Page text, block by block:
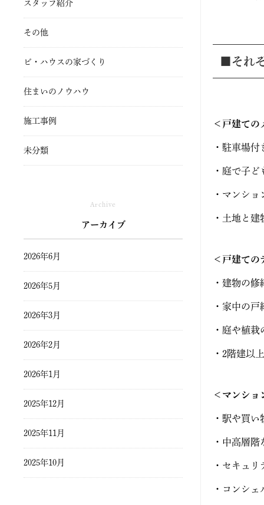
■それ
＜戸建ての
・駐車場
・庭で子
・マンシ
・土地と
＜戸建ての
・建物の
・家中の
・庭や植
・2階建以
＜マンショ
・駅や買
・中高層
・セキュ
・コンシ
スタッフ紹介
その他
ビ・ハウスの家づくり
住まいのノウハウ
施工事例
未分類
Archive
アーカイブ
2026年6月
2026年5月
2026年3月
2026年2月
2026年1月
2025年12月
2025年11月
2025年10月